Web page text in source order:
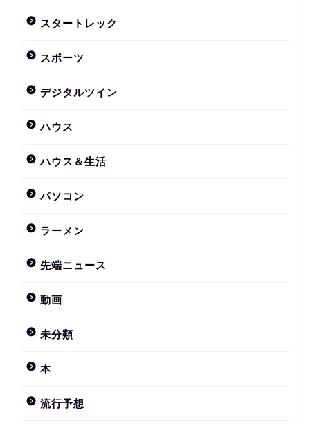
スタートレック
スポーツ
デジタルツイン
ハウス
ハウス＆生活
パソコン
ラーメン
先端ニュース
動画
未分類
本
流行予想